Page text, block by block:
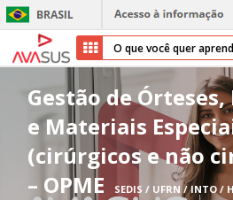
Início
Cursos
Parceiros
Gestão de Órteses,
e Materiais
(cirúrgicos e não
– OPME
SEDIS / UFRN / INTO /